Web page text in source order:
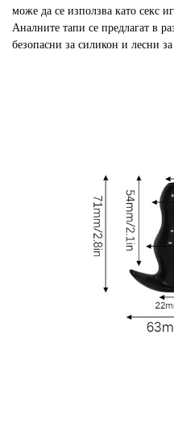
може да се използва като секс
Аналните тапи се предлагат в
безопасни за силикон и лесни